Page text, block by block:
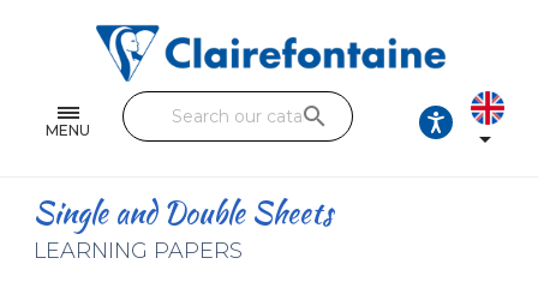
MENU
Single and double sheets
Fine arts
Handicraft
search

Single and Double Sheets
LEARNING PAPERS